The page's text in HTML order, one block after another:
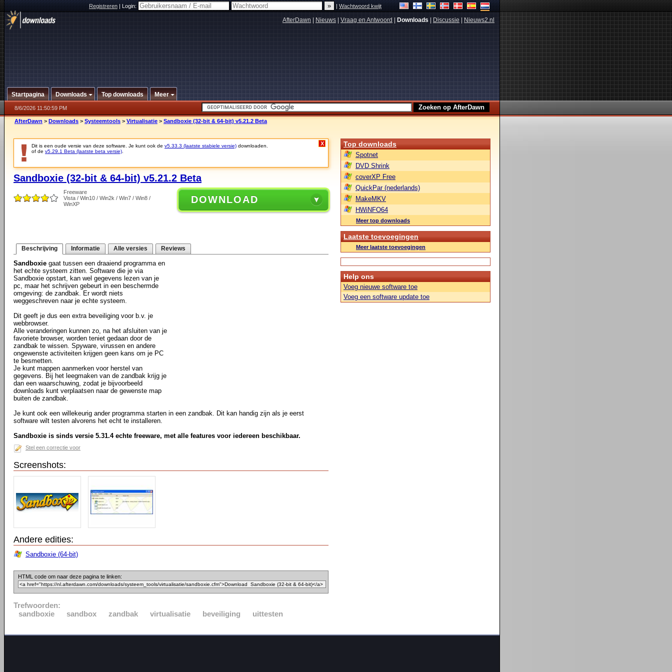
Registreren|Login: |Wachtwoord kwijt
AfterDawn Nieuws Vraag en Antwoord Downloads Discussie Nieuws2.nl
Startpagina Downloads Top downloads Meer
8/6/2026 11:50:59 PM
AfterDawn > Downloads > Systeemtools > Virtualisatie > Sandboxie (32-bit & 64-bit) v5.21.2 Beta
Dit is een oude versie van deze software. Je kunt ook de v5.33.3 (laatste stabiele versie) downloaden.
of de v5.29.1 Beta (laatste beta versie)
X
Sandboxie (32-bit & 64-bit) v5.21.2 Beta
Freeware
Vista / Win10 / Win2k / Win7 / Win8 /
WinXP
DOWNLOAD
Beschrijving Informatie Alle versies Reviews
Sandboxie gaat tussen een draaiend programma en
het echte systeem zitten. Software die je via
Sandboxie opstart, kan wel gegevens lezen van je
pc, maar het schrijven gebeurt in een beschermde
omgeving: de zandbak. Er wordt niets
weggeschreven naar je echte systeem.
Dit geeft je dus een extra beveiliging voor b.v. je
webbrowser.
Alle veranderingen kunnen zo, na het afsluiten van je
favoriete browser, worden teniet gedaan door de
zandbak te wissen. Spyware, virussen en andere
ongewenste activiteiten krijgen geen kans om je PC
te besmetten.
Je kunt mappen aanmerken voor herstel van
gegevens. Bij het leegmaken van de zandbak krijg je
dan een waarschuwing, zodat je bijvoorbeeld
downloads kunt verplaatsen naar de gewenste map
buiten de zandbak.
Je kunt ook een willekeurig ander programma starten in een zandbak. Dit kan handig zijn als je eerst
software wilt testen alvorens het echt te installeren.
Sandboxie is sinds versie 5.31.4 echte freeware, met alle features voor iedereen beschikbaar.
Stel een correctie voor
Screenshots:
Andere edities:
Sandboxie (64-bit)
HTML code om naar deze pagina te linken:
Trefwoorden:
sandboxie
sandbox zandbak virtualisatie beveiliging uittesten
Top downloads
Spotnet
DVD Shrink
coverXP Free
QuickPar (nederlands)
MakeMKV
HWiNFO64
Meer top downloads
Laatste toevoegingen
Meer laatste toevoegingen
Help ons
Voeg nieuwe software toe
Voeg een software update toe